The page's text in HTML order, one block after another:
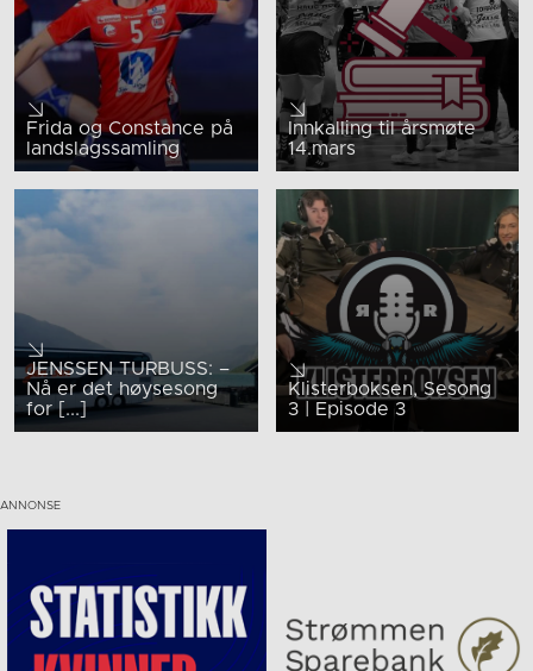
Frida og Constance på
landslagssamling
Innkalling til årsmøte
14.mars
JENSSEN TURBUSS: –
Nå er det høysesong
for [...]
Klisterboksen, Sesong
3 | Episode 3